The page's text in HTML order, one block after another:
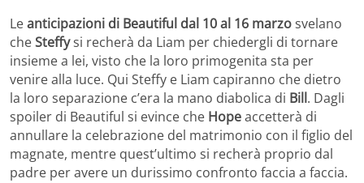
Leanticipazioni di Beautiful dal 10 al 16 marzosvelano
cheSteffysi recherà da Liam per chiedergli di tornare
insieme a lei, visto che la loro primogenita sta per
venire alla luce. Qui Steffy e Liam capiranno che dietro
la loro separazione c’era la mano diabolica di Bill. Dagli
spoiler di Beautiful si evince che Hopeaccetterà di
annullare la celebrazione del matrimonio con il figlio del
magnate, mentre quest’ultimo si recherà proprio dal
padre per avere un durissimo confronto faccia a faccia.